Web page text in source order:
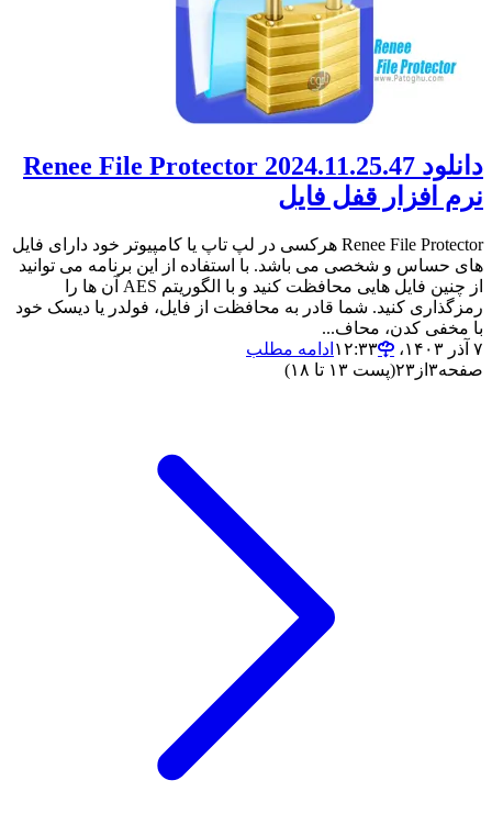
دانلود Renee File Protector 2024.11.25.47
نرم افزار قفل فایل
Renee File Protector هرکسی در لپ تاپ یا کامپیوتر خود دارای فایل
های حساس و شخصی می باشد. با استفاده از این برنامه می توانید
از چنین فایل هایی محافظت کنید و با الگوریتم AES آن ها را
رمزگذاری کنید. شما قادر به محافظت از فایل، فولدر یا دیسک خود
با مخفی کدن، محاف...
۷ آذر ۱۴۰۳،‏ ۱۲:۳۳
ادامه مطلب
صفحه۳ از ۲۳(پست ۱۳ تا ۱۸)